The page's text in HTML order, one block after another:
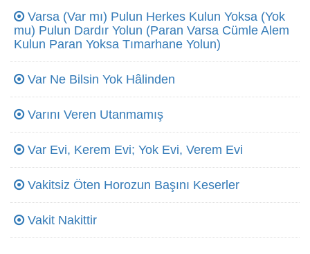
Varsa (Var mı) Pulun Herkes Kulun Yoksa (Yok
mu) Pulun Dardır Yolun (Paran Varsa Cümle Alem
Kulun Paran Yoksa Tımarhane Yolun)
Var Ne Bilsin Yok Hâlinden
Varını Veren Utanmamış
Var Evi, Kerem Evi; Yok Evi, Verem Evi
Vakitsiz Öten Horozun Başını Keserler
Vakit Nakittir